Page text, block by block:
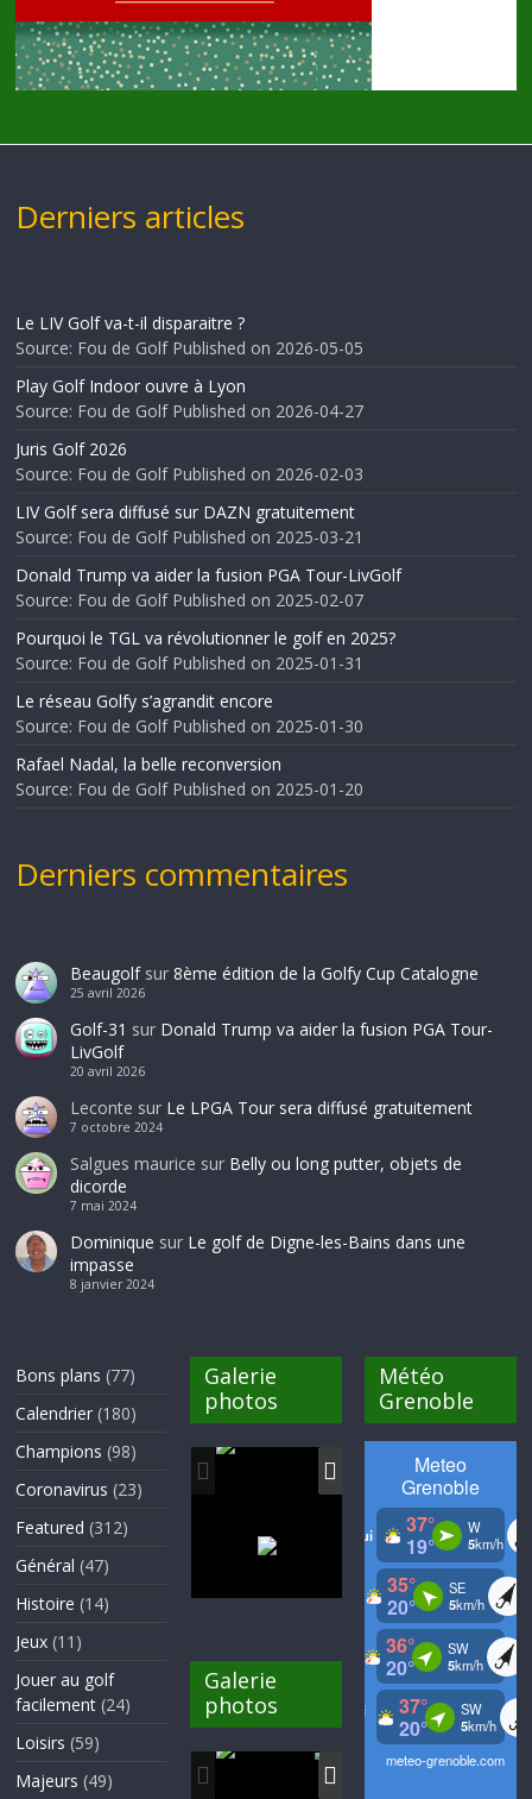
Derniers articles
Le LIV Golf va-t-il disparaitre ?
Source: Fou de Golf Published on 2026-05-05
Play Golf Indoor ouvre à Lyon
Source: Fou de Golf Published on 2026-04-27
Juris Golf 2026
Source: Fou de Golf Published on 2026-02-03
LIV Golf sera diffusé sur DAZN gratuitement
Source: Fou de Golf Published on 2025-03-21
Donald Trump va aider la fusion PGA Tour-LivGolf
Source: Fou de Golf Published on 2025-02-07
Pourquoi le TGL va révolutionner le golf en 2025?
Source: Fou de Golf Published on 2025-01-31
Le réseau Golfy s’agrandit encore
Source: Fou de Golf Published on 2025-01-30
Rafael Nadal, la belle reconversion
Source: Fou de Golf Published on 2025-01-20
Derniers commentaires
Beaugolfsur 8ème édition de la Golfy Cup Catalogne
25 avril 2026
Golf-31 sur Donald Trump va aider la fusion PGA Tour-
LivGolf
20 avril 2026
Leconte sur Le LPGA Tour sera diffusé gratuitement
7 octobre 2024
Salgues maurice sur Belly ou long putter, objets de
dicorde
7 mai 2024
Dominique sur Le golf de Digne-les-Bains dans une
impasse
8 janvier 2024
Bons plans (77)
Calendrier (180)
Champions (98)
Coronavirus (23)
Featured (312)
Général (47)
Histoire (14)
Jeux (11)
Jouer au golf
facilement (24)
Loisirs (59)
Majeurs (49)
Galerie
photos
Galerie
photos
Météo
Grenoble